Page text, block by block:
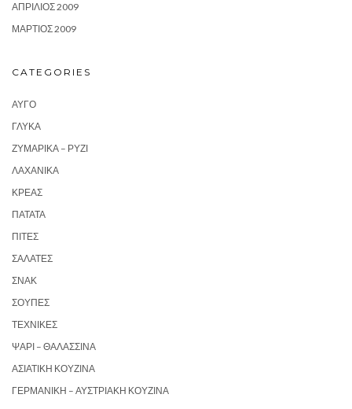
ΑΠΡΊΛΙΟΣ 2009
ΜΆΡΤΙΟΣ 2009
CATEGORIES
ΑΥΓΌ
ΓΛΥΚΆ
ΖΥΜΑΡΙΚΆ – ΡΎΖΙ
ΛΑΧΑΝΙΚΆ
ΚΡΈΑΣ
ΠΑΤΆΤΑ
ΠΊΤΕΣ
ΣΑΛΆΤΕΣ
ΣΝΑΚ
ΣΟΎΠΕΣ
ΤΕΧΝΙΚΈΣ
ΨΆΡΙ – ΘΑΛΑΣΣΙΝΆ
ΑΣΙΑΤΙΚΉ ΚΟΥΖΊΝΑ
ΓΕΡΜΑΝΙΚΉ – ΑΥΣΤΡΙΑΚΉ ΚΟΥΖΊΝΑ